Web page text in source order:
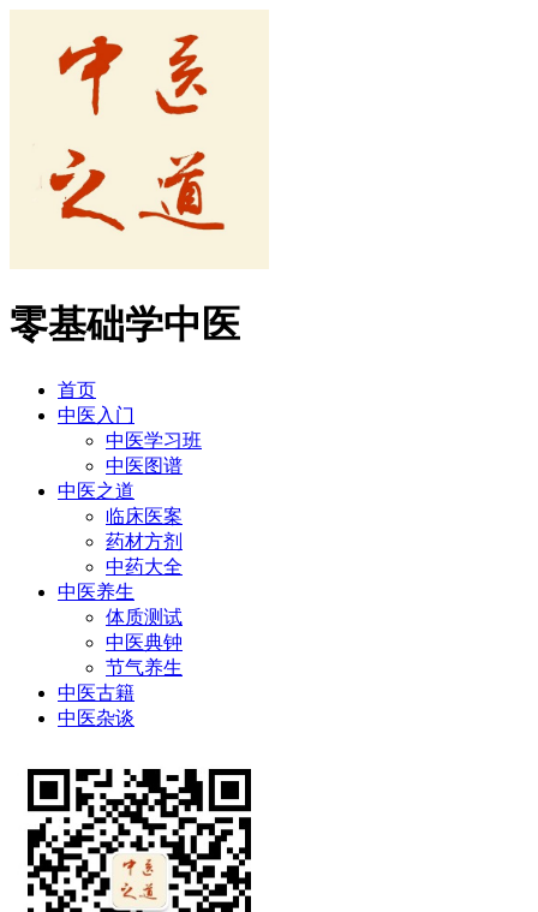
零基础学中医
首页
中医入门
中医学习班
中医图谱
中医之道
临床医案
药材方剂
中药大全
中医养生
体质测试
中医典钟
节气养生
中医古籍
中医杂谈